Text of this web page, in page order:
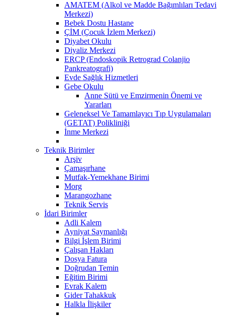
AMATEM (Alkol ve Madde Bağımlıları Tedavi
Merkezi)
Bebek Dostu Hastane
ÇİM (Çocuk İzlem Merkezi)
Diyabet Okulu
Diyaliz Merkezi
ERCP (Endoskopik Retrograd Colanjio
Pankreatografi)
Evde Sağlık Hizmetleri
Gebe Okulu
Anne Sütü ve Emzirmenin Önemi ve
Yararları
Geleneksel Ve Tamamlayıcı Tıp Uygulamaları
(GETAT) Polikliniği
İnme Merkezi
Teknik Birimler
Arşiv
Çamaşırhane
Mutfak-Yemekhane Birimi
Morg
Marangozhane
Teknik Servis
İdari Birimler
Adli Kalem
Ayniyat Saymanlığı
Bilgi İşlem Birimi
Çalışan Hakları
Dosya Fatura
Doğrudan Temin
Eğitim Birimi
Evrak Kalem
Gider Tahakkuk
Halkla İlişkiler